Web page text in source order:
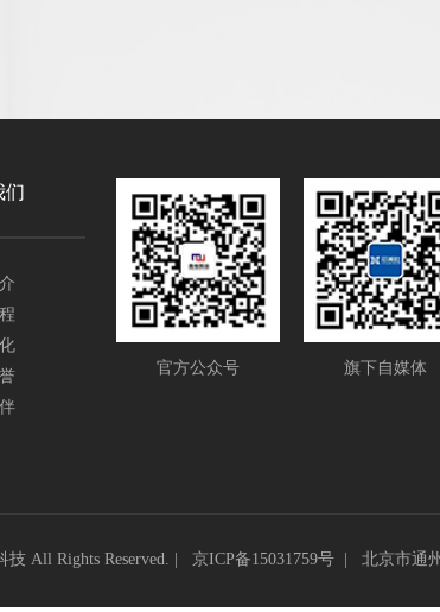
们
官方公众号 旗下自媒体
All Rights Reserved. | 京ICP备15031759号 北京市通